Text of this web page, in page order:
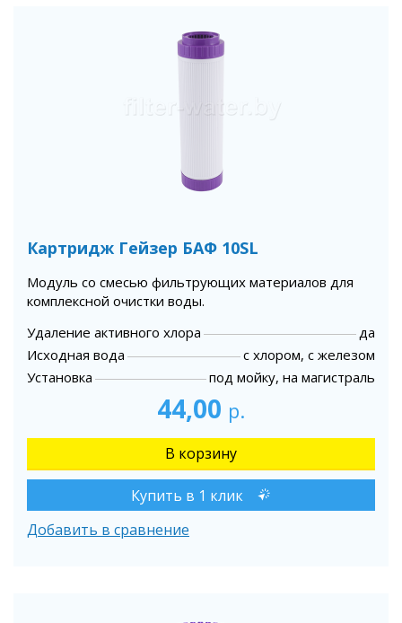
Картридж Гейзер БАФ 10SL
Модуль со смесью фильтрующих материалов для
комплексной очистки воды.
Удаление активного хлора
да
Исходная вода
с хлором, с железом
Установка
под мойку, на магистраль
44,00 р.
Купить в 1 клик
Добавить в сравнение